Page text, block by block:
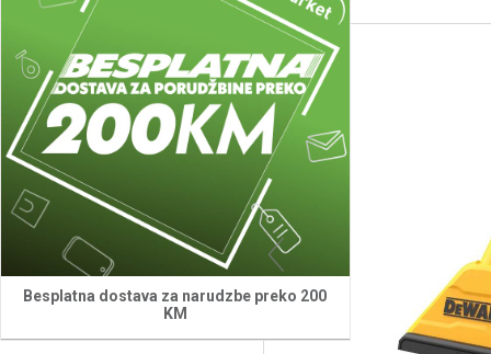
Besplatna dostava za narudzbe preko 200
KM